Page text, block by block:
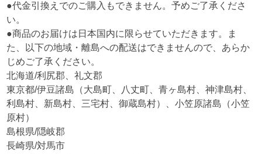
●代金引換えでのご購入もできません。予めご了承くださ
い。
●商品のお届けは日本国内に限らせていただきます。ま
た、以下の地域・離島への配送はできませんので、あらか
じめご了承ください。
北海道/利尻郡、礼文郡
東京都/伊豆諸島（大島町、八丈町、青ヶ島村、神津島村、
利島村、新島村、三宅村、御蔵島村）、小笠原諸島（小笠
原村）
島根県/隠岐郡
長崎県/対馬市